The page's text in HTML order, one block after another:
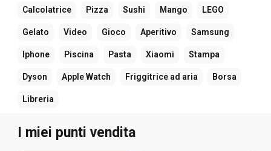
Calcolatrice Pizza Sushi Mango LEGO
Gelato Video Gioco Aperitivo Samsung
Iphone Piscina Pasta Xiaomi Stampa
Dyson Apple Watch Friggitrice ad aria Borsa
Libreria
I miei punti vendita